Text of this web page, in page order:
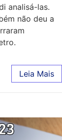
analisá-las.
não deu a
Leia Mais